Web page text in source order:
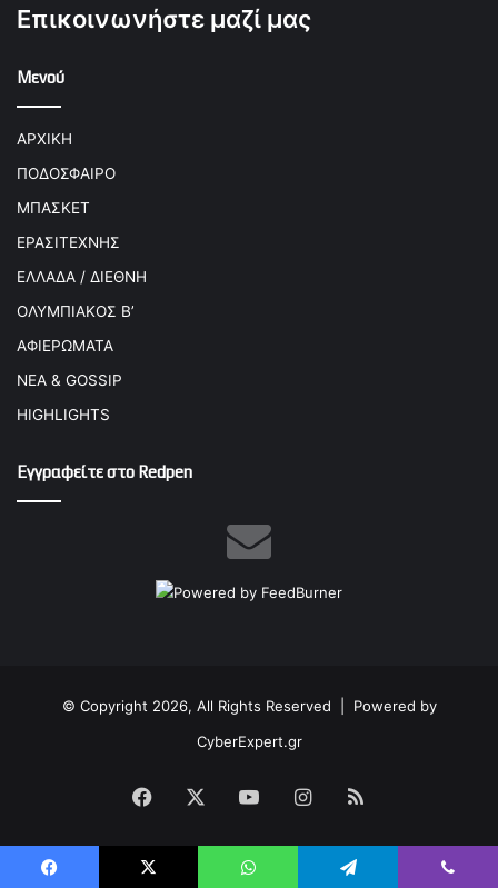
Επικοινωνήστε μαζί μας
Μενού
ΑΡΧΙΚΗ
ΠΟΔΟΣΦΑΙΡΟ
ΜΠΑΣΚΕΤ
ΕΡΑΣΙΤΕΧΝΗΣ
ΕΛΛΑΔΑ / ΔΙΕΘΝΗ
ΟΛΥΜΠΙΑΚΟΣ Β’
ΑΦΙΕΡΩΜΑΤΑ
ΝΕΑ & GOSSIP
HIGHLIGHTS
Εγγραφείτε στο Redpen
© Copyright 2026, All Rights Reserved | Powered by
CyberExpert.gr
Facebook YouTubeInstagram